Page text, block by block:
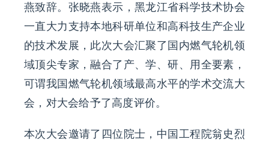
燕致辞。张晓燕表示，黑龙江省科学技术协会
一直大力支持本地科研单位和高科技生产企业
的技术发展，此次大会汇聚了国内燃气轮机领
域顶尖专家，融合了产、学、研、用全要素，
可谓我国燃气轮机领域最高水平的学术交流大
会，对大会给予了高度评价。
本次大会邀请了四位院士，中国工程院翁史烈